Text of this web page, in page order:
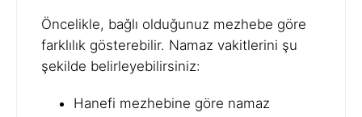
Öncelikle, bağlı olduğunuz mezhebe göre
farklılık gösterebilir. Namaz vakitlerini şu
şekilde belirleyebilirsiniz:
Hanefi mezhebine göre namaz